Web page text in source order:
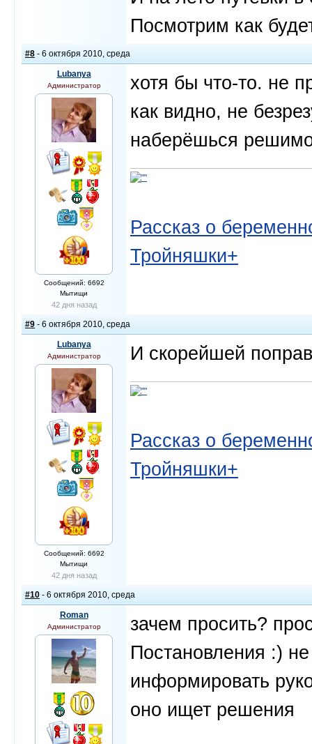
Посмотрим как
#8 - 6 октября 2010, среда
Lubanya
Администратор
Сообщений: 6692
Мытищи
42 дня назад
хотя бы что-то. не
как видно, не
наберёшься
Рассказ о
Тройняшки+
#9 - 6 октября 2010, среда
Lubanya
Администратор
Сообщений: 6692
Мытищи
42 дня назад
И скорейшей
Рассказ о
Тройняшки+
#10 - 6 октября 2010, среда
Roman
Администратор
зачем просить?
Постановления :)
информировать
оно ищет решения